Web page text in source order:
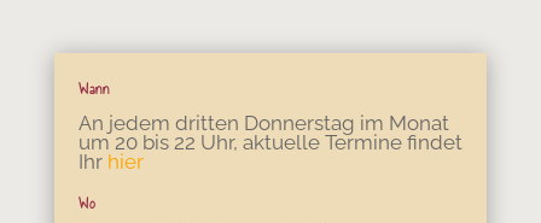
Wann
An jedem dritten Donnerstag im Monat
um 20 bis 22 Uhr, aktuelle Termine findet
Ihr hier
Wo